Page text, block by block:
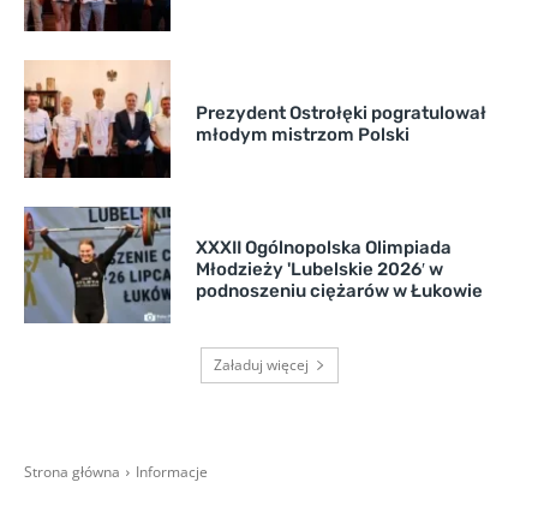
Prezydent Ostrołęki pogratulował
młodym mistrzom Polski
XXXII Ogólnopolska Olimpiada
Młodzieży 'Lubelskie 2026′ w
podnoszeniu ciężarów w Łukowie
Załaduj więcej